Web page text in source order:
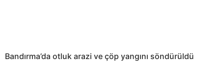
Bandırma’da otluk arazi ve çöp yangını söndürüldü